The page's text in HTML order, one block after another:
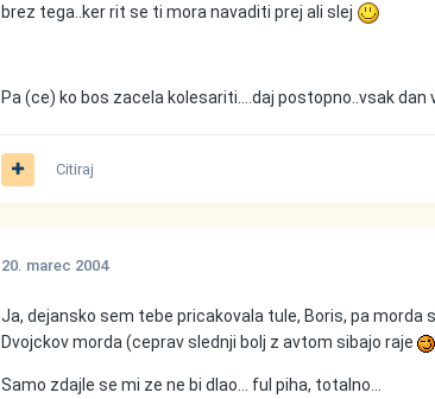
brez tega..ker rit se ti mora navaditi prej ali slej
Pa (ce) ko bos zacela kolesariti....daj postopno..vsak dan
Citiraj
20. marec 2004
Ja, dejansko sem tebe pricakovala tule, Boris, pa morda
Dvojckov morda (ceprav slednji bolj z avtom sibajo raje
Samo zdajle se mi ze ne bi dlao... ful piha, totalno...